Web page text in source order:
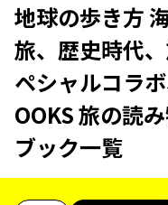
地球の歩き方
旅、歴史時代
ペシャルコラ
OOKS 旅の読
ブック一覧